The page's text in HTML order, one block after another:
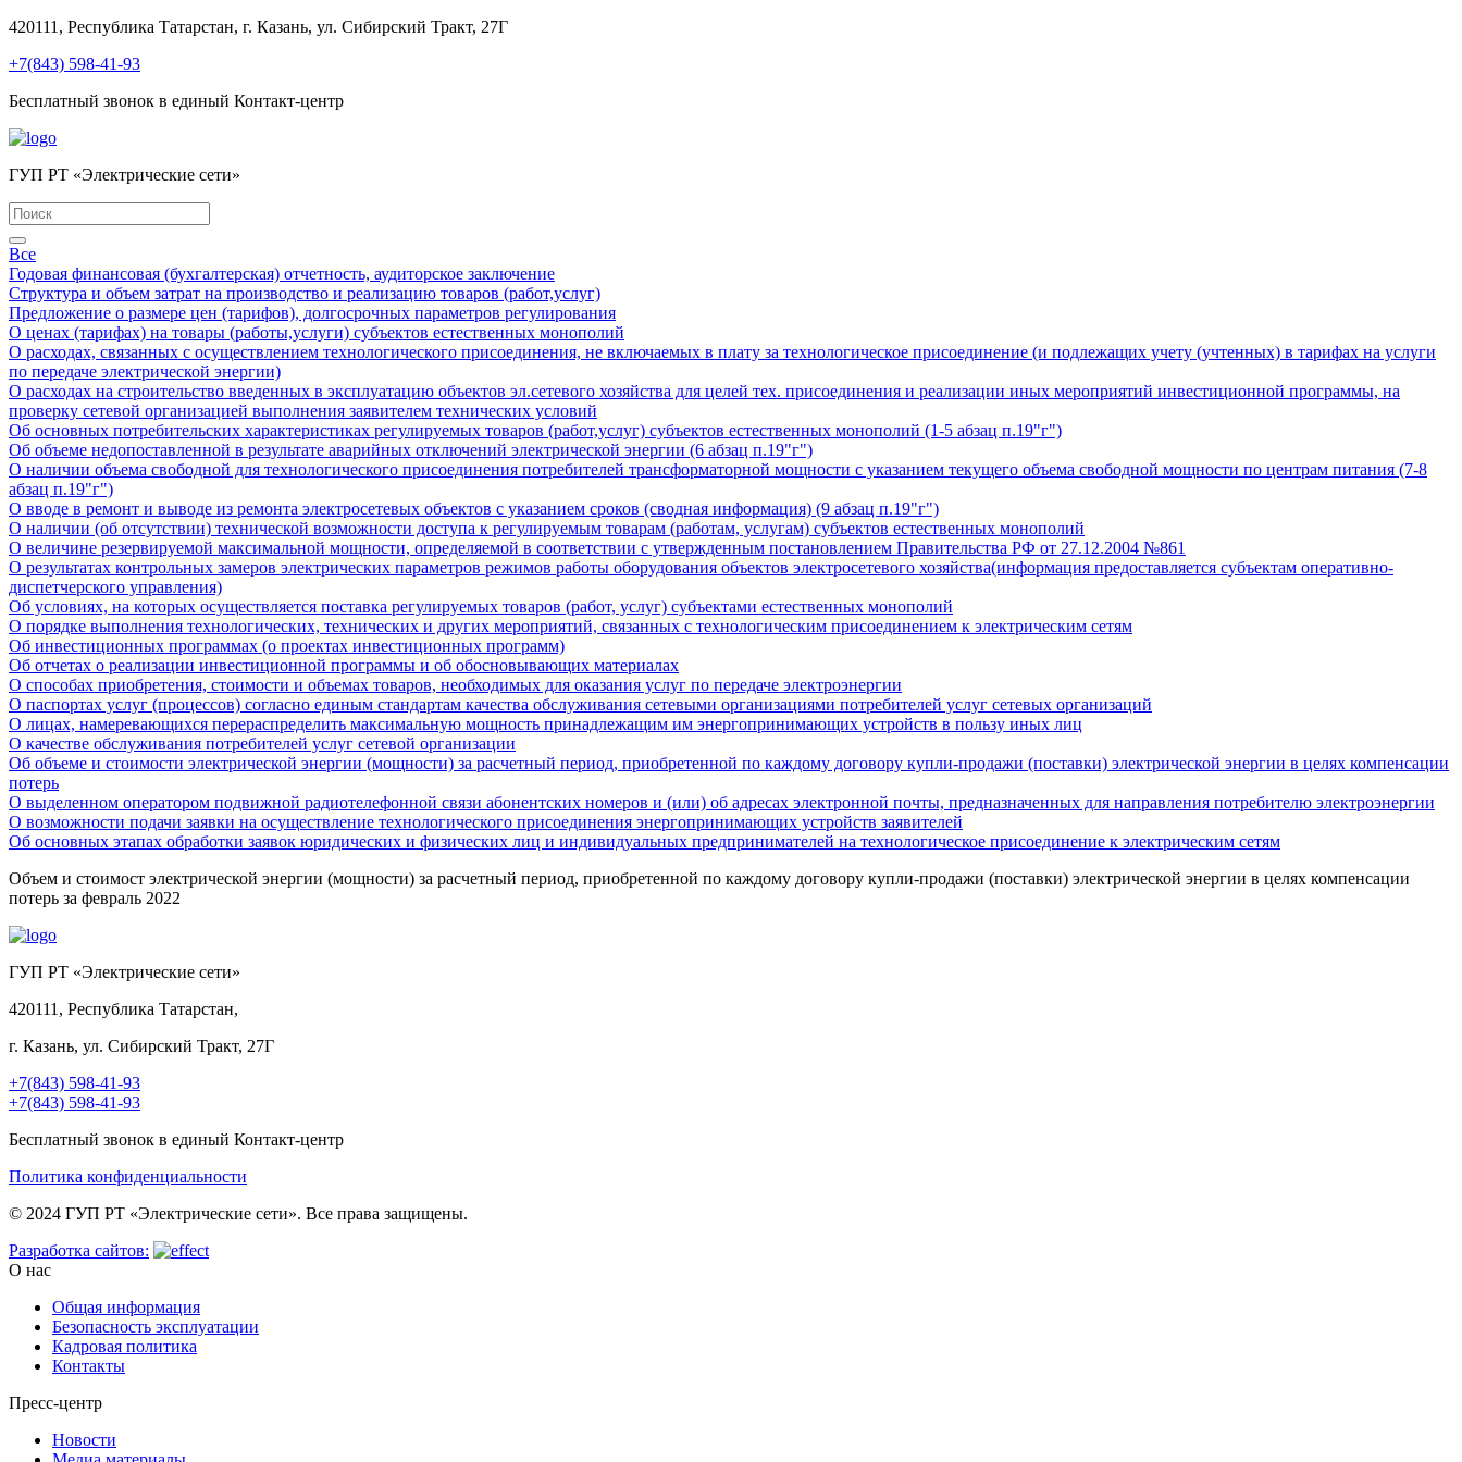
420111, Республика Татарстан, г. Казань, ул. Сибирский Тракт, 27Г
+7(843) 598-41-93
Бесплатный звонок в единый Контакт-центр
ГУП РТ «Электрические сети»
Все
Годовая финансовая (бухгалтерская) отчетность, аудиторское заключение
Структура и объем затрат на производство и реализацию товаров (работ,услуг)
Предложение о размере цен (тарифов), долгосрочных параметров регулирования
О ценах (тарифах) на товары (работы,услуги) субъектов естественных монополий
О расходах, связанных с осуществлением технологического присоединения, не включаемых в плату за технологическое присоединение (и подлежащих учету (учтенных) в тарифах на услуги
по передаче электрической энергии)
О расходах на строительство введенных в эксплуатацию объектов эл.сетевого хозяйства для целей тех. присоединения и реализации иных мероприятий инвестиционной программы, на
проверку сетевой организацией выполнения заявителем технических условий
Об основных потребительских характеристиках регулируемых товаров (работ,услуг) субъектов естественных монополий (1-5 абзац п.19"г")
Об объеме недопоставленной в результате аварийных отключений электрической энергии (6 абзац п.19"г")
О наличии объема свободной для технологического присоединения потребителей трансформаторной мощности с указанием текущего объема свободной мощности по центрам питания (7-8
абзац п.19"г")
О вводе в ремонт и выводе из ремонта электросетевых объектов с указанием сроков (сводная информация) (9 абзац п.19"г")
О наличии (об отсутствии) технической возможности доступа к регулируемым товарам (работам, услугам) субъектов естественных монополий
О величине резервируемой максимальной мощности, определяемой в соответствии с утвержденным постановлением Правительства РФ от 27.12.2004 №861
О результатах контрольных замеров электрических параметров режимов работы оборудования объектов электросетевого хозяйства(информация предоставляется субъектам оперативно-
диспетчерского управления)
Об условиях, на которых осуществляется поставка регулируемых товаров (работ, услуг) субъектами естественных монополий
О порядке выполнения технологических, технических и других мероприятий, связанных с технологическим присоединением к электрическим сетям
Об инвестиционных программах (о проектах инвестиционных программ)
Об отчетах о реализации инвестиционной программы и об обосновывающих материалах
О способах приобретения, стоимости и объемах товаров, необходимых для оказания услуг по передаче электроэнергии
О паспортах услуг (процессов) согласно единым стандартам качества обслуживания сетевыми организациями потребителей услуг сетевых организаций
О лицах, намеревающихся перераспределить максимальную мощность принадлежащим им энергопринимающих устройств в пользу иных лиц
О качестве обслуживания потребителей услуг сетевой организации
Об объеме и стоимости электрической энергии (мощности) за расчетный период, приобретенной по каждому договору купли-продажи (поставки) электрической энергии в целях компенсации
потерь
О выделенном оператором подвижной радиотелефонной связи абонентских номеров и (или) об адресах электронной почты, предназначенных для направления потребителю электроэнергии
О возможности подачи заявки на осуществление технологического присоединения энергопринимающих устройств заявителей
Об основных этапах обработки заявок юридических и физических лиц и индивидуальных предпринимателей на технологическое присоединение к электрическим сетям
Объем и стоимост электрической энергии (мощности) за расчетный период, приобретенной по каждому договору купли-продажи (поставки) электрической энергии в целях компенсации
потерь за февраль 2022
ГУП РТ «Электрические сети»
420111, Республика Татарстан,
г. Казань, ул. Сибирский Тракт, 27Г
+7(843) 598-41-93
+7(843) 598-41-93
Бесплатный звонок в единый Контакт-центр
Политика конфиденциальности
© 2024 ГУП РТ «Электрические сети». Все права защищены.
Разработка сайтов:
О нас
Общая информация
Безопасность эксплуатации
Кадровая политика
Контакты
Пресс-центр
Новости